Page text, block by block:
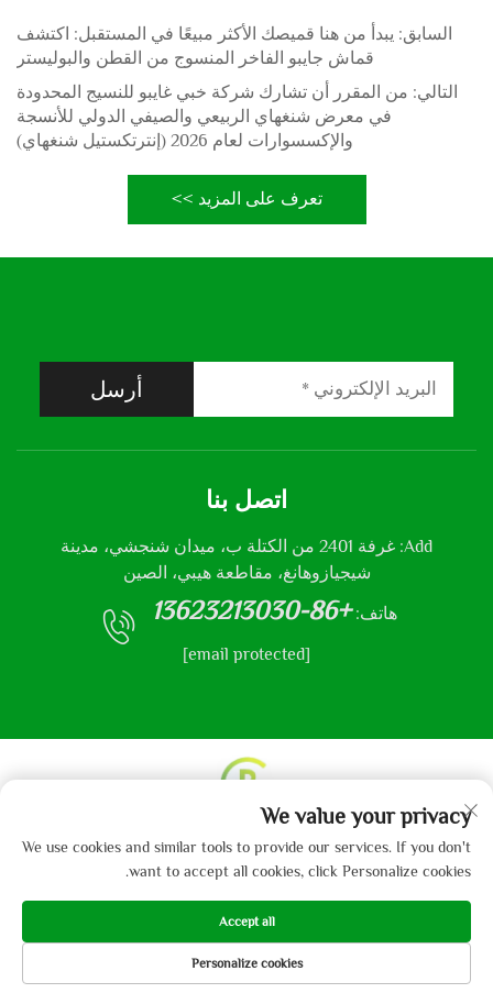
السابق: يبدأ من هنا قميصك الأكثر مبيعًا في المستقبل: اكتشف
قماش جايبو الفاخر المنسوج من القطن والبوليستر
التالي: من المقرر أن تشارك شركة خبي غايبو للنسيج المحدودة
في معرض شنغهاي الربيعي والصيفي الدولي للأنسجة
والإكسسوارات لعام 2026 (إنترتكستيل شنغهاي)
تعرف على المزيد >>
أرسل
اتصل بنا
Add: غرفة 2401 من الكتلة ب، ميدان شنجشي، مدينة
شيجيازوهانغ، مقاطعة هيبي، الصين
هاتف: +86-13623213030
[email protected]
حقوق النشر © 2013-2024 من قبل شركة هيباي جايبو
للمنسوجات المحدودة. سياسة الخصوصية
الصفحة الرئيسية المنتجات البريد الإلكتروني الهاتف
We value your privacy
We use cookies and similar tools to provide our services. If you don't
want to accept all cookies, click Personalize cookies.
Personalize cookies
Accept all